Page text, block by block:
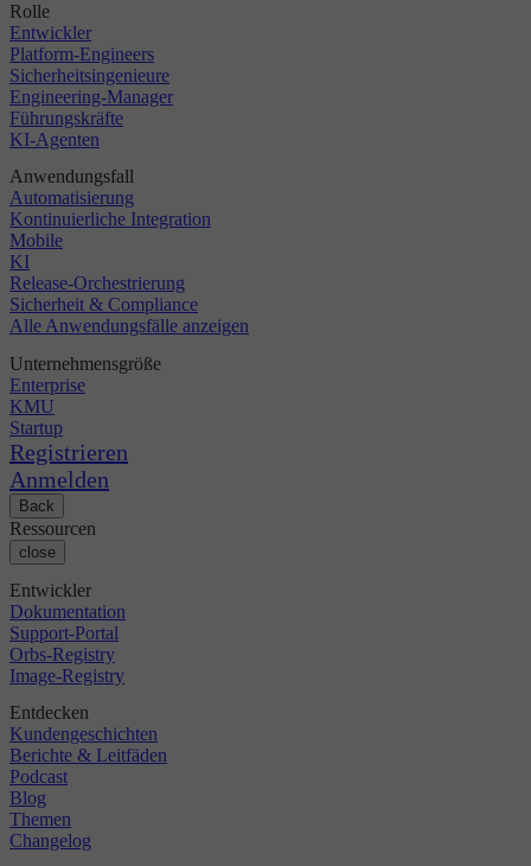
Rolle
Entwickler
Platform-Engineers
Sicherheitsingenieure
Engineering-Manager
Führungskräfte
KI-Agenten
Anwendungsfall
Automatisierung
Kontinuierliche Integration
Mobile
KI
Release-Orchestrierung
Sicherheit & Compliance
Alle Anwendungsfälle anzeigen
Unternehmensgröße
Enterprise
KMU
Startup
Registrieren
Anmelden
Back
Ressourcen
close
Entwickler
Dokumentation
Support-Portal
Orbs-Registry
Image-Registry
Entdecken
Kundengeschichten
Berichte & Leitfäden
Podcast
Blog
Themen
Changelog